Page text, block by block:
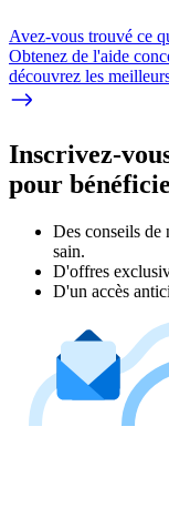
Avez-vous trouvé ce
Obtenez de l'aide
découvrez les
Inscrivez-
pour
Des conseils de
sain.
D'offres
D'un accès